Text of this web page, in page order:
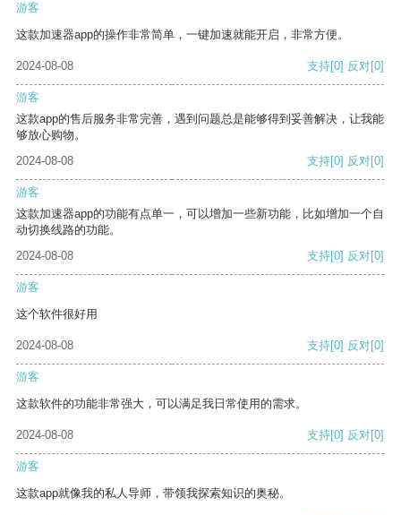
游客
这款加速器app的操作非常简单，一键加速就能开启，非常方便。
2024-08-08 支持[0] 反对[0]
游客
这款app的售后服务非常完善，遇到问题总是能够得到妥善解决，让我能
够放心购物。
2024-08-08
支持[0] 反对[0]
游客
这款加速器app的功能有点单一，可以增加一些新功能，比如增加一个自
动切换线路的功能。
2024-08-08
支持[0] 反对[0]
游客
这个软件很好用
2024-08-08 支持[0] 反对[0]
游客
这款软件的功能非常强大，可以满足我日常使用的需求。
2024-08-08 支持[0] 反对[0]
游客
这款app就像我的私人导师，带领我探索知识的奥秘。